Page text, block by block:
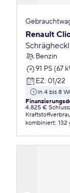
Renault
Benzin
91 PS (67
EZ: 01/22
in 4 bis 8
4.825 €
kombiniert: 132